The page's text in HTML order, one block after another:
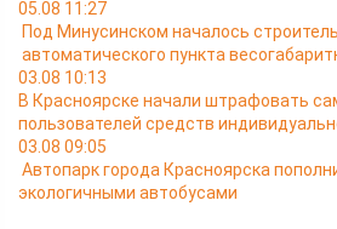
05.08 11:27
Под Минусинском началось
автоматического пункта
03.08 10:13
В Красноярске начали штрафовать
пользователей средств
03.08 09:05
Автопарк города Красноярска
экологичными автобусами